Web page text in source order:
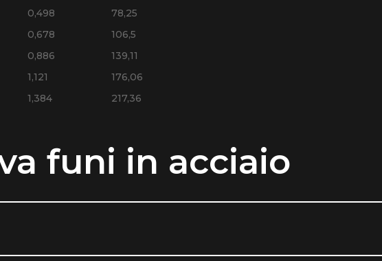
0,498
78,25
0,678
106,5
0,886
139,11
1,121
176,06
1,384 217,36
funi in acciaio